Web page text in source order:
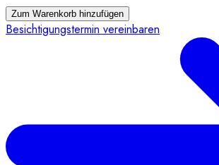
Zum Warenkorb hinzufügen
Besichtigungstermin vereinbaren